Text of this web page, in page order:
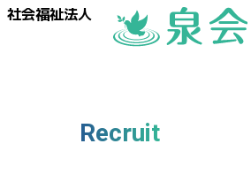
社会福祉法人
Recruit